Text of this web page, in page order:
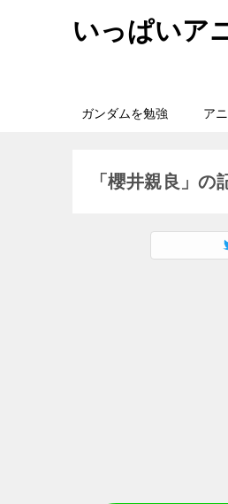
いっぱいア
ガンダムを勉強 ア
「櫻井親良」の